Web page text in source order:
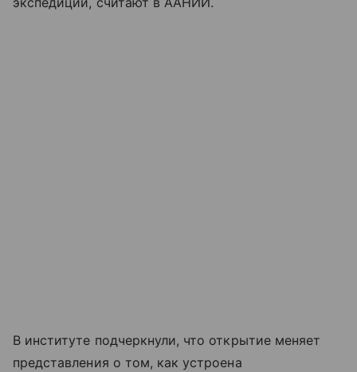
В институте подчеркнули, что открытие меняет
представления о том, как устроена